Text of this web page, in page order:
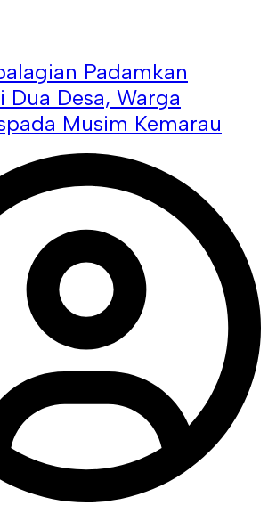
Padamkan
Dua Desa, Warga
Musim Kemarau